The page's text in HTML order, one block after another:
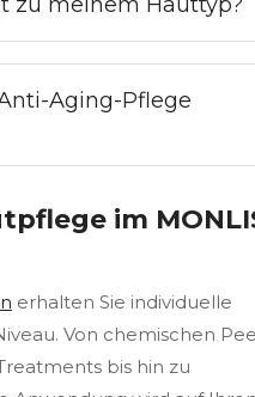
Aging-Pflege
im
erhalten Sie individuelle
Von chemischen
bis hin zu